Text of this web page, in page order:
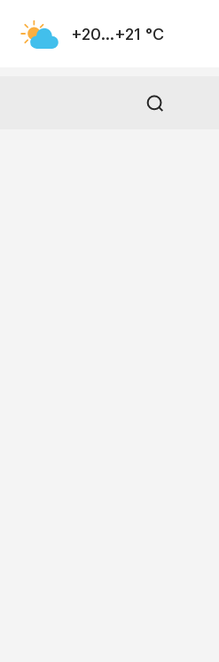
+20...+21 °С